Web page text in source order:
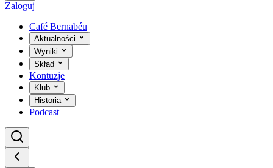
Zaloguj
Café Bernabéu
Aktualności
Wyniki
Skład
Kontuzje
Klub
Historia
Podcast